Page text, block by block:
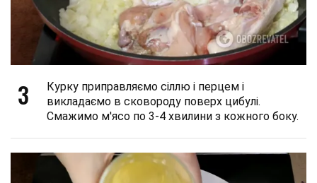
3
Курку приправляємо сіллю і перцем і
викладаємо в сковороду поверх цибулі.
Смажимо м'ясо по 3-4 хвилини з кожного боку.